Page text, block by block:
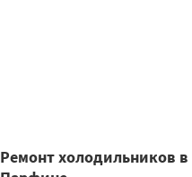
Ремонт холодильников в